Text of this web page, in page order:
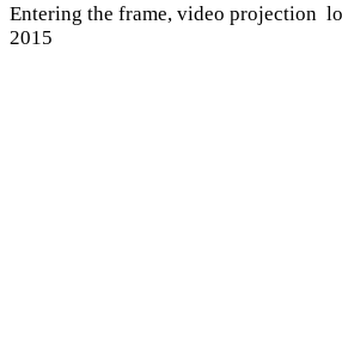
Entering the frame, video projection
2015